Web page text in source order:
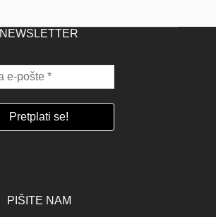
NEWSLETTER
PIŠITE NAM